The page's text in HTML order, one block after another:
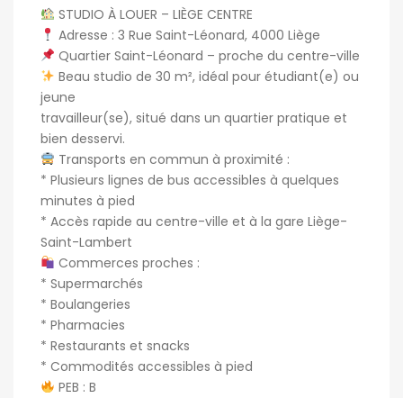
STUDIO À LOUER – LIÈGE CENTRE
Adresse : 3 Rue Saint-Léonard, 4000 Liège
Quartier Saint-Léonard – proche du centre-ville
Beau studio de 30 m², idéal pour étudiant(e) ou
jeune
travailleur(se), situé dans un quartier pratique et
bien desservi.
Transports en commun à proximité :
* Plusieurs lignes de bus accessibles à quelques
minutes à pied
* Accès rapide au centre-ville et à la gare Liège-
Saint-Lambert
Commerces proches :
* Supermarchés
* Boulangeries
* Pharmacies
* Restaurants et snacks
* Commodités accessibles à pied
PEB : B
Chambre chez l’habitant
Avenue Emile Vandervelde 72, 1200 Bruxelles, Belgique
720€
Boulevard Poincaré 76, Anderlecht, Belgique
470€